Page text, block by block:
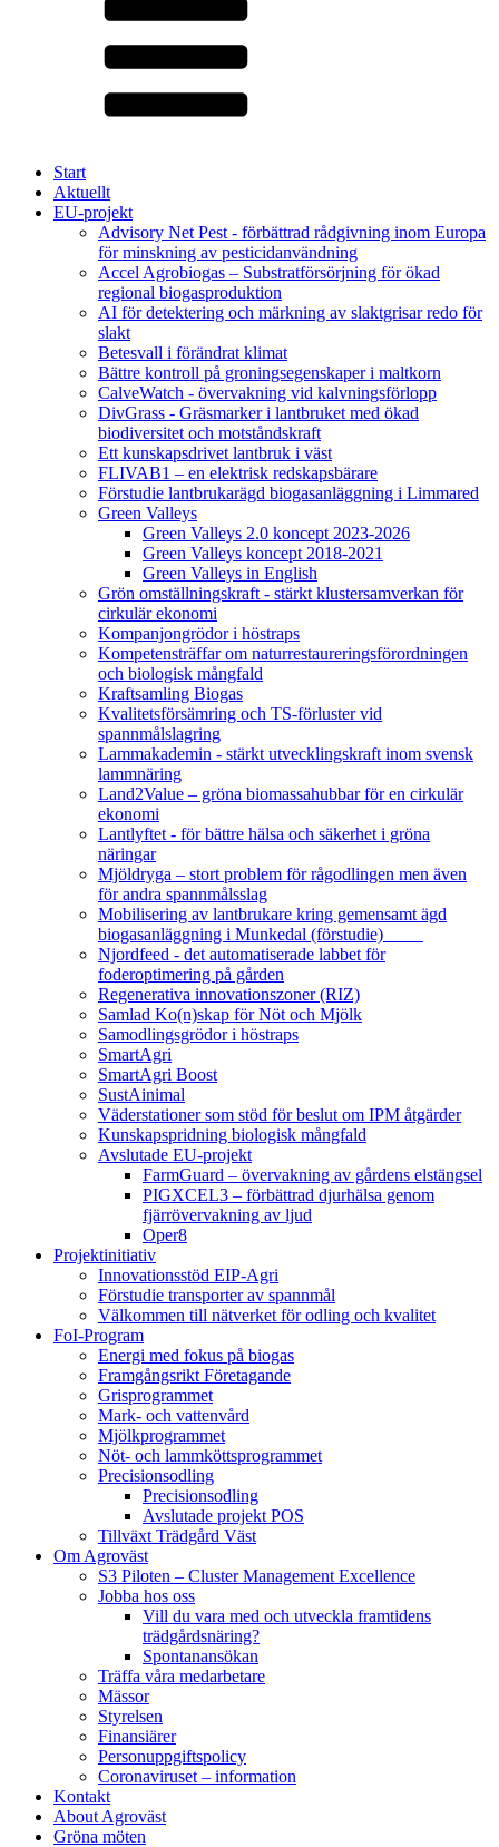
Start
Aktuellt
EU-projekt
Advisory Net Pest - förbättrad rådgivning inom Europa
för minskning av pesticidanvändning
Accel Agrobiogas – Substratförsörjning för ökad
regional biogasproduktion
AI för detektering och märkning av slaktgrisar redo för
slakt
Betesvall i förändrat klimat
Bättre kontroll på groningsegenskaper i maltkorn
CalveWatch - övervakning vid kalvningsförlopp
DivGrass - Gräsmarker i lantbruket med ökad
biodiversitet och motståndskraft
Ett kunskapsdrivet lantbruk i väst
FLIVAB1 – en elektrisk redskapsbärare
Förstudie lantbrukarägd biogasanläggning i Limmared
Green Valleys
Green Valleys 2.0 koncept 2023-2026
Green Valleys koncept 2018-2021
Green Valleys in English
Grön omställningskraft - stärkt klustersamverkan för
cirkulär ekonomi
Kompanjongrödor i höstraps
Kompetensträffar om naturrestaureringsförordningen
och biologisk mångfald
Kraftsamling Biogas
Kvalitetsförsämring och TS-förluster vid
spannmålslagring
Lammakademin - stärkt utvecklingskraft inom svensk
lammnäring
Land2Value – gröna biomassahubbar för en cirkulär
ekonomi
Lantlyftet - för bättre hälsa och säkerhet i gröna
näringar
Mjöldryga – stort problem för rågodlingen men även
för andra spannmålsslag
Mobilisering av lantbrukare kring gemensamt ägd
biogasanläggning i Munkedal (förstudie)
Njordfeed - det automatiserade labbet för
foderoptimering på gården
Regenerativa innovationszoner (RIZ)
Samlad Ko(n)skap för Nöt och Mjölk
Samodlingsgrödor i höstraps
SmartAgri
SmartAgri Boost
SustAinimal
Väderstationer som stöd för beslut om IPM åtgärder
Kunskapspridning biologisk mångfald
Avslutade EU-projekt
FarmGuard – övervakning av gårdens elstängsel
PIGXCEL3 – förbättrad djurhälsa genom
fjärrövervakning av ljud
Oper8
Projektinitiativ
Innovationsstöd EIP-Agri
Förstudie transporter av spannmål
Välkommen till nätverket för odling och kvalitet
FoI-Program
Energi med fokus på biogas
Framgångsrikt Företagande
Grisprogrammet
Mark- och vattenvård
Mjölkprogrammet
Nöt- och lammköttsprogrammet
Precisionsodling
Precisionsodling
Avslutade projekt POS
Tillväxt Trädgård Väst
Om Agroväst
S3 Piloten – Cluster Management Excellence
Jobba hos oss
Vill du vara med och utveckla framtidens
trädgårdsnäring?
Spontanansökan
Träffa våra medarbetare
Mässor
Styrelsen
Finansiärer
Personuppgiftspolicy
Coronaviruset – information
Kontakt
About Agroväst
Gröna möten